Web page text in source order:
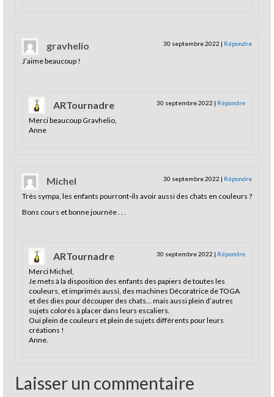
gravhelio 30 septembre 2022 | Répondre
J’aime beaucoup !
ARTournadre 30 septembre 2022 | Répondre
Merci beaucoup Gravhelio,
Anne
Michel 30 septembre 2022 | Répondre
Très sympa, les enfants pourront-ils avoir aussi des chats en couleurs ?
Bons cours et bonne journée . . .
ARTournadre 30 septembre 2022 | Répondre
Merci Michel,
Je mets à la disposition des enfants des papiers de toutes les
couleurs, et imprimés aussi, des machines Décoratrice de TOGA
et des dies pour découper des chats… mais aussi plein d’autres
sujets colorés à placer dans leurs escaliers.
Oui plein de couleurs et plein de sujets différents pour leurs
créations !
Anne.
Laisser un commentaire